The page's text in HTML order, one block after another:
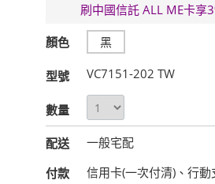
刷中國信託 ALL ME卡享
顏色 黑
型號 VC7151-202 TW
數量
配送
一般宅配
付款
信用卡(一次付清)、行動